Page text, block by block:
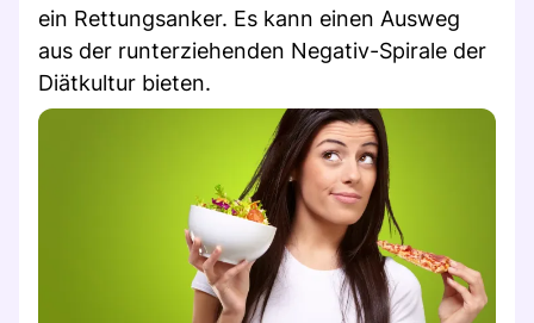
ein Rettungsanker. Es kann einen Ausweg
aus der runterziehenden Negativ-Spirale der
Diätkultur bieten.